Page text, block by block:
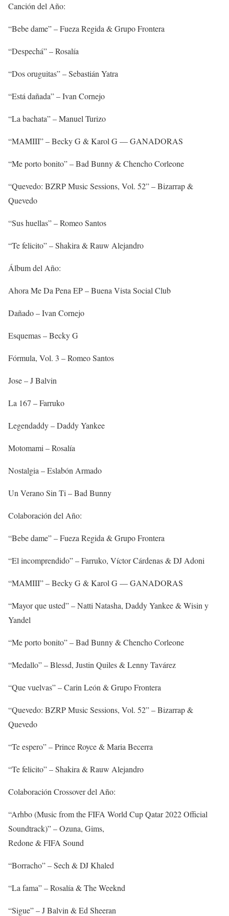
Canción del Año:
“Bebe dame” – Fueza Regida & Grupo Frontera
“Despechá” – Rosalía
“Dos oruguitas” – Sebastián Yatra
“Está dañada” – Ivan Cornejo
“La bachata” – Manuel Turizo
“MAMIII” – Becky G & Karol G — GANADORAS
“Me porto bonito” – Bad Bunny & Chencho Corleone
“Quevedo: BZRP Music Sessions, Vol. 52” – Bizarrap &
Quevedo
“Sus huellas” – Romeo Santos
“Te felicito” – Shakira & Rauw Alejandro
Álbum del Año:
Ahora Me Da Pena EP – Buena Vista Social Club
Dañado – Ivan Cornejo
Esquemas – Becky G
Fórmula, Vol. 3 – Romeo Santos
Jose – J Balvin
La 167 – Farruko
Legendaddy – Daddy Yankee
Motomami – Rosalía
Nostalgia – Eslabón Armado
Un Verano Sin Ti – Bad Bunny
Colaboración del Año:
“Bebe dame” – Fueza Regida & Grupo Frontera
“El incomprendido” – Farruko, Víctor Cárdenas & DJ Adoni
“MAMIII” – Becky G & Karol G — GANADORAS
“Mayor que usted” – Natti Natasha, Daddy Yankee & Wisin y
Yandel
“Me porto bonito” – Bad Bunny & Chencho Corleone
“Medallo” – Blessd, Justin Quiles & Lenny Tavárez
“Que vuelvas” – Carin León & Grupo Frontera
“Quevedo: BZRP Music Sessions, Vol. 52” – Bizarrap &
Quevedo
“Te espero” – Prince Royce & Maria Becerra
“Te felicito” – Shakira & Rauw Alejandro
Colaboración Crossover del Año:
“Arhbo (Music from the FIFA World Cup Qatar 2022 Official
Soundtrack)” – Ozuna, Gims,
Redone & FIFA Sound
“Borracho” – Sech & DJ Khaled
“La fama” – Rosalía & The Weeknd
“Sigue” – J Balvin & Ed Sheeran